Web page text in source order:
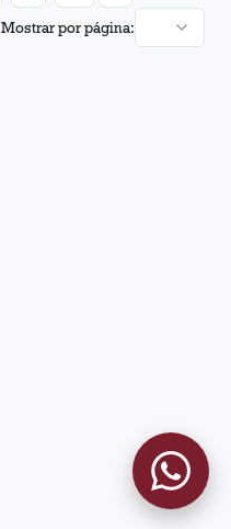
Mostrar por página: